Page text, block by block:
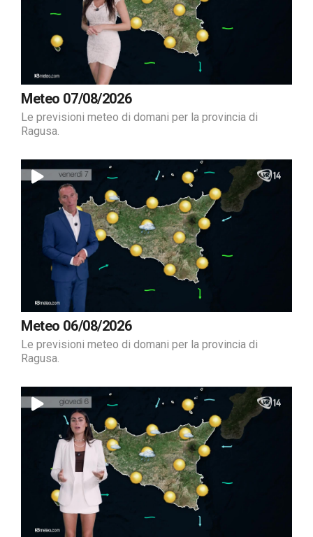
Meteo 07/08/2026
Le previsioni meteo di domani per la provincia di
Ragusa.
Meteo 06/08/2026
Le previsioni meteo di domani per la provincia di
Ragusa.